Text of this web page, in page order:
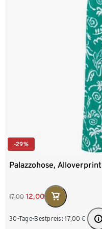
-29%
Palazzohose, Alloverprint
17,00 12,00
30-Tage-Bestpreis: 17,00 €